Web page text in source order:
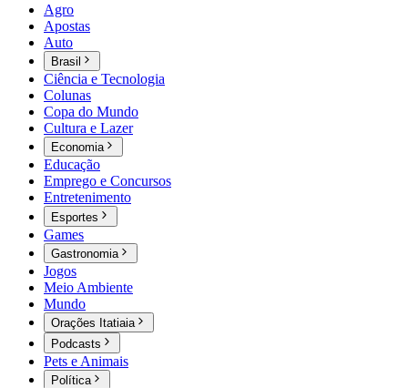
Agro
Apostas
Auto
Brasil
Ciência e Tecnologia
Colunas
Copa do Mundo
Cultura e Lazer
Economia
Educação
Emprego e Concursos
Entretenimento
Esportes
Games
Gastronomia
Jogos
Meio Ambiente
Mundo
Orações Itatiaia
Podcasts
Pets e Animais
Política